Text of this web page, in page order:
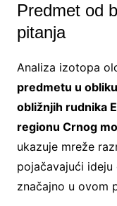
Predmet od
pitanja
Analiza izotopa
predmetu u
obližnjih rudnika
regionu Crnog
ukazuje mreže
pojačavajući
značajno u ovom